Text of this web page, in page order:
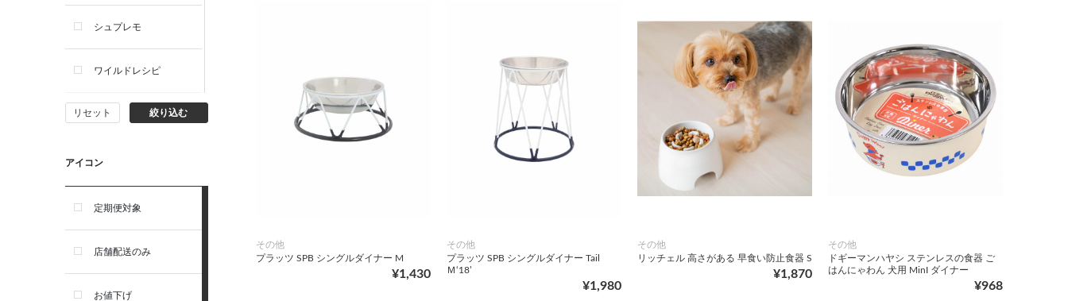
犬おやつ
犬サプリ・ミルク・栄養補給
シュプレモ
ワイルドレシピ
ナチュラルチョイス
ウェルネス
アーテミス
セレクトバランス
リガロ
リセット 絞り込む
アイコン
定期便対象
店舗配送のみ
お値下げ
その他
プラッツ SPB シングルダイナー M
¥1,430
その他
プラッツ SPB シングルダイナー Tail
Ｍ‘18’
¥1,980
その他
リッチェル 高さがある 早食い防止食器 S
¥1,870
その他
ドギーマンハヤシ ステンレスの食器 ご
はんにゃわん 犬用 MinI ダイナー
¥968